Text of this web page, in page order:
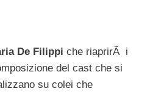
De Filippi che riaprirÃ i
del cast che si
su colei che